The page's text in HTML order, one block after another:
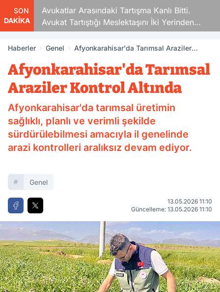
SON
DAKİKA
Avukatlar Arasındaki Tartışma Kanlı Bitti.
Avukat Tartıştığı Meslektaşını İki Yerinden
Vurdu
Haberler Genel
Afyonkarahisar'da Tarımsal Araziler
Afyonkarahisar'da Tarımsal
Araziler Kontrol Altında
Afyonkarahisar'da tarımsal üretimin
sağlıklı, planlı ve verimli şekilde
sürdürülebilmesi amacıyla il genelinde
arazi kontrolleri aralıksız devam ediyor.
Genel
13.05.2026 11:10
Güncelleme: 13.05.2026 11:10